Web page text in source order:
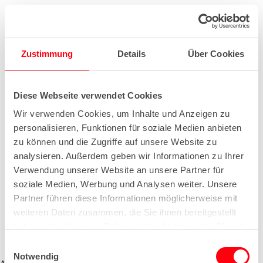
Zustimmung Details Über Cookies
Diese Webseite verwendet Cookies
Wir verwenden Cookies, um Inhalte und Anzeigen zu
personalisieren, Funktionen für soziale Medien anbieten
zu können und die Zugriffe auf unsere Website zu
analysieren. Außerdem geben wir Informationen zu Ihrer
Verwendung unserer Website an unsere Partner für
soziale Medien, Werbung und Analysen weiter. Unsere
Partner führen diese Informationen möglicherweise mit
weiteren Daten zusammen, die Sie ihnen bereitgestellt
Notwendig